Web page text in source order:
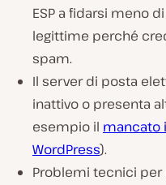
ESP a fidarsi meno
legittime perché
spam.
Il server di posta
inattivo o presenta
esempio il mancato
WordPress).
Problemi tecnici